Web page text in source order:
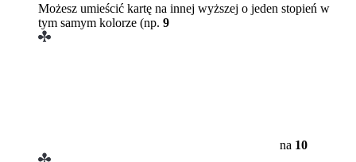
Możesz umieścić kartę na innej wyższej o jeden stopień w
tym samym kolorze (np. 9
na 10